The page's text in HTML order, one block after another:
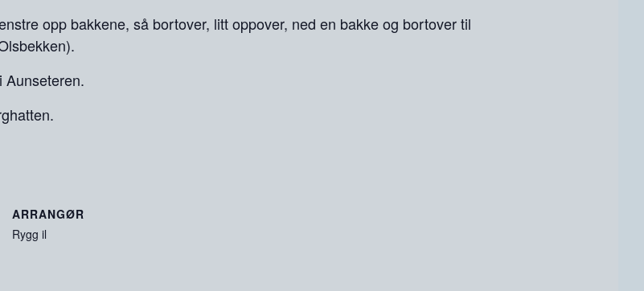
opp bakkene, så bortover, litt oppover, ned en bakke og bortover til
Aunseteren.
ARRANGØR
Rygg il